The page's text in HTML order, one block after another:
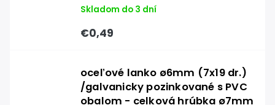
Skladom do 3 dní
€0,49
oceľové lanko ø6mm (7x19 dr.)
/galvanicky pozinkované s PVC
obalom - celková hrúbka ø7mm